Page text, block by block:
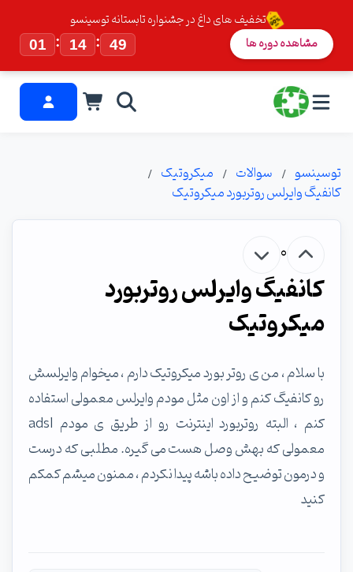
تخفیف های داغ در جشنواره تابستانه توسینسو
01
: 14 : 49 مشاهده دوره ها
توسینسو سوالات
میکروتیک
کانفیگ وایرلس روتربورد میکروتیک
0
کانفیگ وایرلس روتربورد
میکروتیک
با سلام ، من ی روتر بورد میکروتیک دارم ، میخوام وایرلسش
رو کانفیگ کنم و از اون مثل مودم وایرلس معمولی استفاده
کنم ، البته روتربورد اینترنت رو از طریق ی مودم adsl
معمولی که بهش وصل هست می گیره. مطلبی که درست
و درمون توضیح داده باشه پیدا نکردم ، ممنون میشم کمکم
کنید